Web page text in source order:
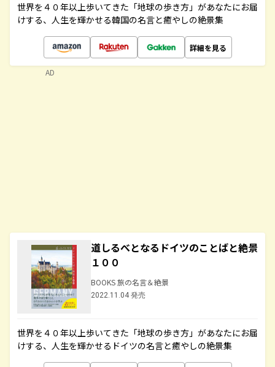
世界を４０年以上歩いてきた「地球の歩き方」があなたにお届
けする、人生を輝かせる韓国の名言と癒やしの絶景集
詳細を見る
道しるべとなるドイツのことばと絶景
１００
BOOKS 旅の名言＆絶景
2022.11.04 発売
世界を４０年以上歩いてきた「地球の歩き方」があなたにお届
けする、人生を輝かせるドイツの名言と癒やしの絶景集
AD